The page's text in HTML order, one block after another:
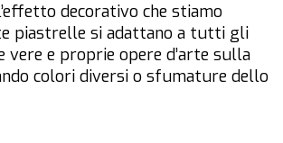
decorativo che stiamo
piastrelle si adattano a tutti gli
vere e proprie opere d’arte sulla
colori diversi o sfumature dello